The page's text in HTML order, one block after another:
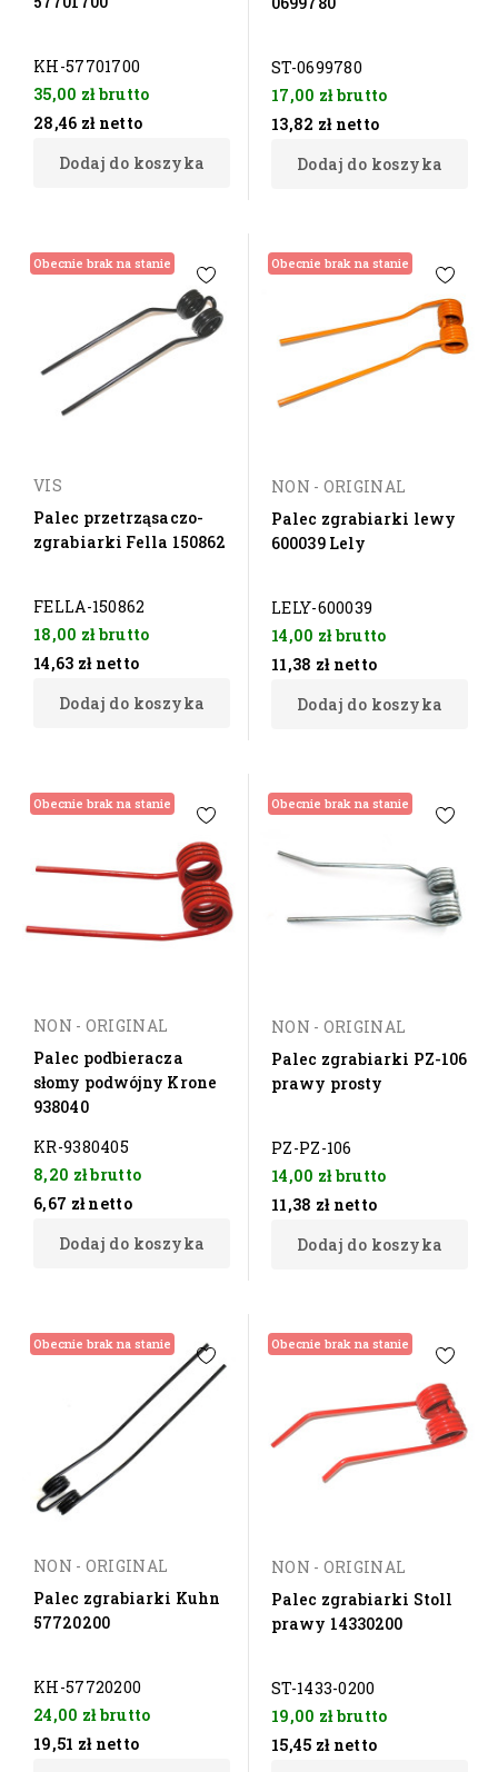
KH-57701700
35,00 złbrutto
28,46 zł netto
Dodaj do koszyka
ST-0699780
17,00 złbrutto
13,82 zł netto
Dodaj do koszyka
Obecnie brak na stanie
VIS
Palec przetrząsaczo-
zgrabiarki Fella 150862
FELLA-150862
18,00 złbrutto
14,63 zł netto
Dodaj do koszyka
Obecnie brak na stanie
NON - ORIGINAL
Palec zgrabiarki lewy
600039 Lely
LELY-600039
14,00 złbrutto
11,38 zł netto
Dodaj do koszyka
Obecnie brak na stanie
NON - ORIGINAL
Palec podbieracza
słomy podwójny Krone
938040
KR-9380405
8,20 złbrutto
6,67 zł netto
Dodaj do koszyka
Obecnie brak na stanie
NON - ORIGINAL
Palec zgrabiarki PZ-106
prawy prosty
PZ-PZ-106
14,00 złbrutto
11,38 zł netto
Dodaj do koszyka
Obecnie brak na stanie
NON - ORIGINAL
Palec zgrabiarki Kuhn
57720200
KH-57720200
24,00 złbrutto
19,51 zł netto
Obecnie brak na stanie
NON - ORIGINAL
Palec zgrabiarki Stoll
prawy 14330200
ST-1433-0200
19,00 złbrutto
15,45 zł netto